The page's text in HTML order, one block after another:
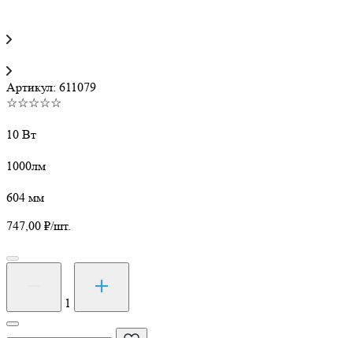
Артикул: 611079
☆☆☆☆☆
10 Вт
1000лм
604 мм
747,00 ₽/шт.
Количество
товара
Светодиодная
лампа
1